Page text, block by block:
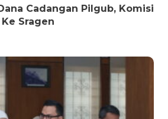
Cadangan Pilgub, Komisi
Sragen